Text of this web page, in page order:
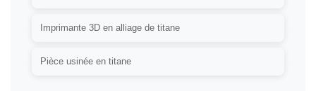
Imprimante 3D en alliage de titane
Pièce usinée en titane